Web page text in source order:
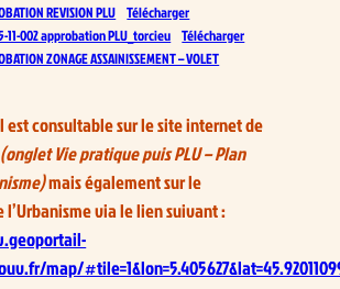
REVISION PLU Télécharger
11-002 approbation PLU_torcieu Télécharger
ZONAGE ASSAINISSEMENT – VOLET
est consultable sur le site internet de
(onglet Vie pratique puis PLU – Plan
mais également sur le
l’Urbanisme via le lien suivant :
map/